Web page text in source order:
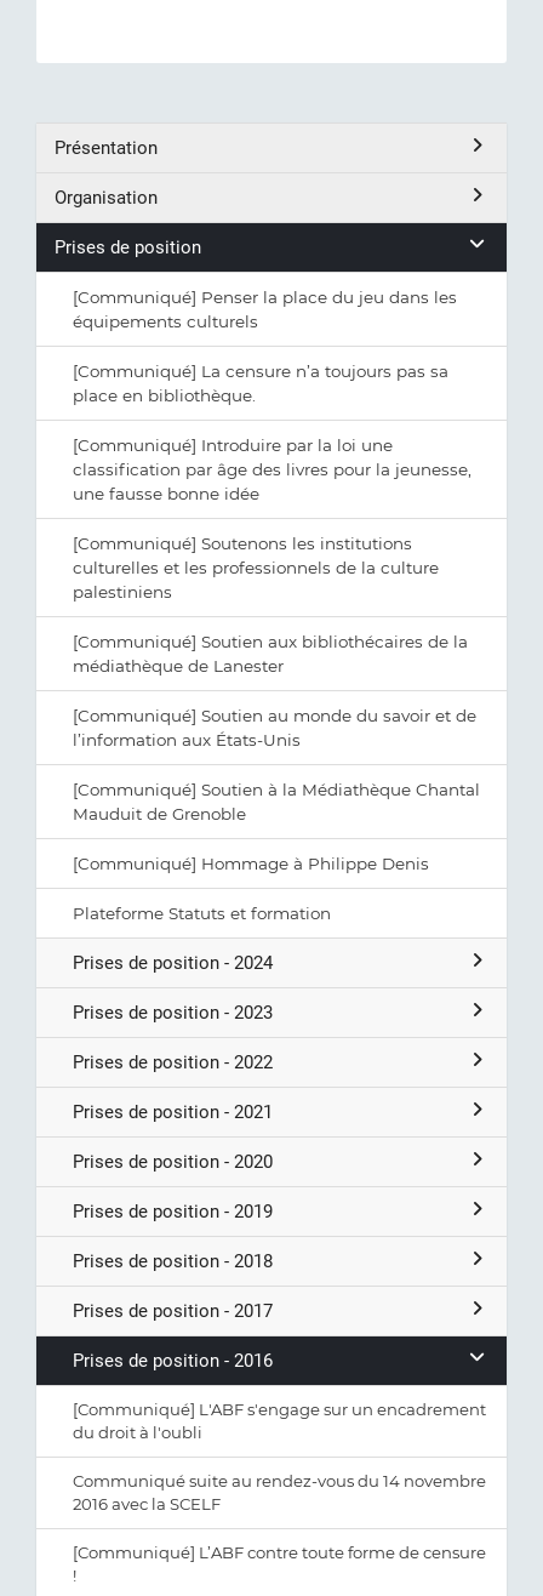
Présentation
Organisation
Prises de position
[Communiqué] Penser la place du jeu dans les
équipements culturels
[Communiqué] La censure n’a toujours pas sa
place en bibliothèque.
[Communiqué] Introduire par la loi une
classification par âge des livres pour la jeunesse,
une fausse bonne idée
[Communiqué] Soutenons les institutions
culturelles et les professionnels de la culture
palestiniens
[Communiqué] Soutien aux bibliothécaires de la
médiathèque de Lanester
[Communiqué] Soutien au monde du savoir et de
l’information aux États-Unis
[Communiqué] Soutien à la Médiathèque Chantal
Mauduit de Grenoble
[Communiqué] Hommage à Philippe Denis
Plateforme Statuts et formation
Prises de position - 2024
Prises de position - 2023
Prises de position - 2022
Prises de position - 2021
Prises de position - 2020
Prises de position - 2019
Prises de position - 2018
Prises de position - 2017
Prises de position - 2016
[Communiqué] L'ABF s'engage sur un encadrement
du droit à l'oubli
Communiqué suite au rendez-vous du 14 novembre
2016 avec la SCELF
[Communiqué] L’ABF contre toute forme de censure
!